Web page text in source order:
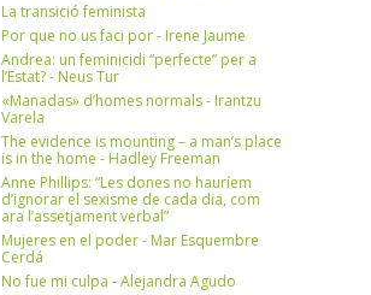
La transició feminista
Por que no us faci por - Irene Jaume
Andrea: un feminicidi “perfecte” per a
l’Estat? - Neus Tur
«Manadas» d’homes normals - Irantzu
Varela
The evidence is mounting – a man’s place
is in the home - Hadley Freeman
Anne Phillips: “Les dones no hauríem
d’ignorar el sexisme de cada dia, com
ara l’assetjament verbal”
Mujeres en el poder - Mar Esquembre
Cerdá
No fue mi culpa - Alejandra Agudo